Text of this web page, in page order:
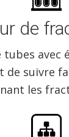
de
tubes avec
suivre
les